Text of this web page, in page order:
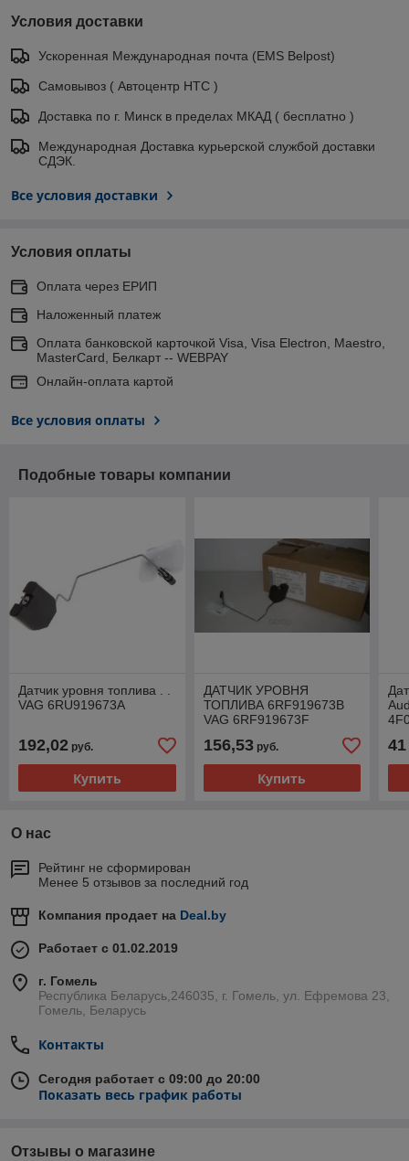
Условия доставки
Ускоренная Международная почта (EMS Belpost)
Самовывоз ( Автоцентр НТС )
Доставка по г. Минск в пределах МКАД ( бесплатно )
Международная Доставка курьерской службой доставки
СДЭК.
Все условия доставки
Условия оплаты
Оплата через ЕРИП
Наложенный платеж
Оплата банковской карточкой Visa, Visa Electron, Maestro,
MasterCard, Белкарт -- WEBPAY
Онлайн-оплата картой
Все условия оплаты
Подобные товары компании
Датчик уровня топлива . .
VAG 6RU919673A
192,02 руб.
Купить
ДАТЧИК УРОВНЯ
ТОПЛИВА 6RF919673B
VAG 6RF919673F
156,53руб.
Купить
41
О нас
Рейтинг не сформирован
Менее 5 отзывов за последний год
Компания продает на Deal.by
Работает с 01.02.2019
г. Гомель
Республика Беларусь,246035, г. Гомель, ул. Ефремова 23,
Гомель, Беларусь
Контакты
Сегодня работает с 09:00 до 20:00
Показать весь график работы
Отзывы о магазине